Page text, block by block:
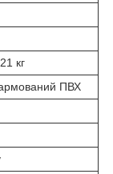
кг
ПВХ